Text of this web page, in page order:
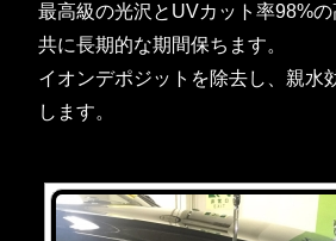
最高級の光沢とUVカット率98%の
共に長期的な期間保ちます。
イオンデポジットを除去し、親水
します。